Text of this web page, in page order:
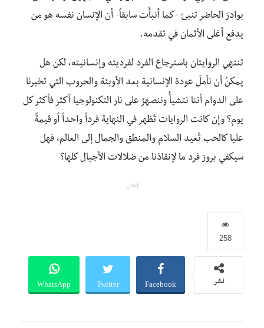
بوادرَ الحاضر تنبئ -كما أنبأَت سابقاً- أن الإنسان نفسه هو من
يدفع أغلى الأثمان في تقدمه.
تنتهي الروايتان باسترجاع الفرد لفرديته وإنسانيته، لكن هل
يمكنُ أن نأملَ عودة الإنسانية بعد الأوبئة والحروب التي تخبرنا
على الدوام أننا نتشيأُ وننصهرُ على نار التكنولوجيا أكثر فأكثر كل
يوم؟ وإن كانت الروايات تُظهر في النهاية فرداً واحداً أو قيمةً
عليا كالحب تُعيد السلام والمنطق والجمال إلى العالم، فهل
سيكفي بروز فرد ما لإنقاذنا من ضلالات الأجيال كلها؟
إعلان
258
نشر Facebook
Twitter
WhatsApp